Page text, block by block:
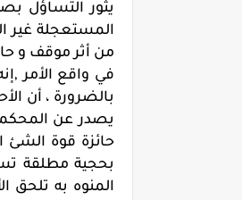
يثور التساؤل
المستعجلة غير
من أثر موقف و
في واقع الأمر
بالضرورة ، أن
يصدر عن
حائزة قوة الشئ
بحجية مطلقة
المنوه به تلحق